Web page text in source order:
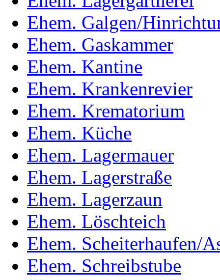
Ehem. Galgen/
Ehem. Gaskammer
Ehem. Kantine
Ehem. Krankenrevier
Ehem. Krematorium
Ehem. Küche
Ehem. Lagermauer
Ehem. Lagerstraße
Ehem. Lagerzaun
Ehem. Löschteich
Ehem. Scheiterhaufen/
Ehem. Schreibstube